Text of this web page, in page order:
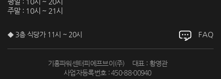
주말 : 10시 ~ 21시
◆ 3층 식당가 11시 ~ 20시 FAQ
기흥파워센터피에프브이(주)
대표 : 황영관
사업자등록번호 : 450-88-00940